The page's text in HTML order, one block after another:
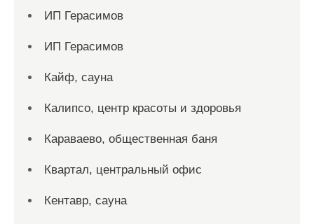
ИП Герасимов
ИП Герасимов
Кайф, сауна
Калипсо, центр красоты и здоровья
Караваево, общественная баня
Квартал, центральный офис
Кентавр, сауна